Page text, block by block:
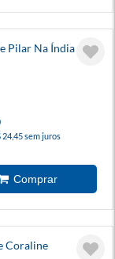
Pilar Na Índia
24,45 sem juros
Coraline